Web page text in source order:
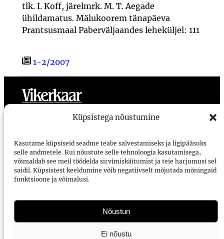
Küpsistega nõustumine
Kasutame küpsiseid seadme teabe salvestamiseks ja ligipääsuks
selle andmetele. Kui nõustute selle tehnoloogia kasutamisega,
võimaldab see meil töödelda sirvimiskäitumist ja teie harjumusi sel
saidil. Küpsistest keeldumine võib negatiivselt mõjutada mõningaid
funktsioone ja võimalusi.
Nõustun
Ei nõustu
tlk. I. Koff, järelmrk. M. T. Aegade
ühildamatus. Mälukoorem tänapäeva
Prantsusmaal Paberväljaandes leheküljel: 111
1-2/2007
MeistLigipääsetavusKasutustingimused
Vikerkaar
Voorimehe 9, 10146, Tallinn
vikerkaar@vikerkaar.ee